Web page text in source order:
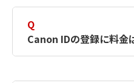
択したサービスか
簡単に作成できるよ
Canon IDの登録フ
Q
Canon IDの登録に料金